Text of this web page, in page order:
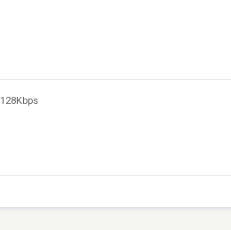
128Kbps